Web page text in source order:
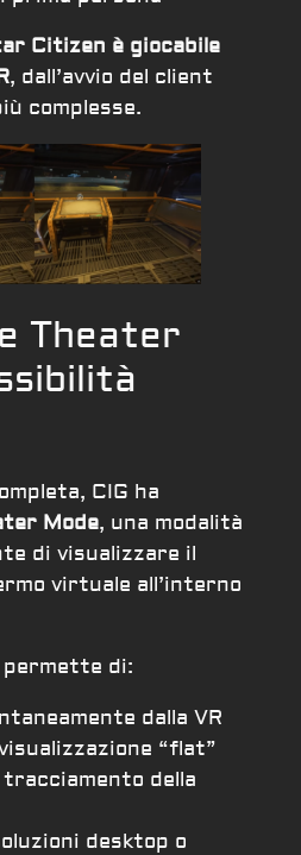
Citizen è giocabile
, dall’avvio del client
complesse.
Theater
CIG ha
Mode, una modalità
di visualizzare il
virtuale all’interno
permette di:
dalla VR
“flat”
della
desktop o